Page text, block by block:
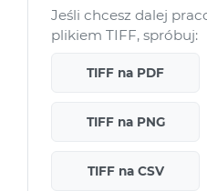
Jeśli chcesz dalej
plikiem TIFF, spróbuj:
TIFF na PDF
TIFF na PNG
TIFF na CSV